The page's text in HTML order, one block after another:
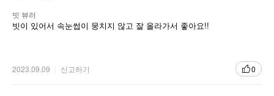
빗 뷰러
빗이 있어서 속눈썹이 뭉치지 않고 잘 올라가서 좋아요!!
2023.09.09 신고하기 0